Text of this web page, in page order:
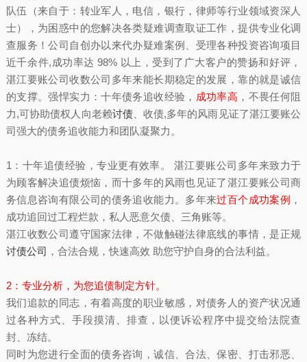
队伍（来自于：转业军人，电信，银行，律师等行业领域资深人
士），为困惑中的您解决各类疑难调查取证工作，提供专业化调
查服务！公司自创办以来代办疑难案例、受理各种投资咨询项目
近千余件,成功率达 98% 以上，受到了广大客户的赞扬和好评，
湛江要账公司收数公司多年来能长期稳定的发展，靠的就是诚信
的支撑。强悍实力：十年债务追收经验， 成功率高 ，不畏任何阻
力,可协助债权人向老赖讨债、收债,多年的风雨见证了湛江要账公
司强大的债务追收能力和团队凝聚力。
1：十年追债经验，专业更有效率。 湛江要账公司多年来致力于
为顾客解决追债烦恼，而十多年的风雨也见证了湛江要账公司商
务信息咨询有限公司的债务追收能力。多年来过百个成功案例 ，
成功追回过工程烂款，私人恶意欠债、三角账等。
湛江收数公司遵守国家法律，不做触碰法律底线的事情，是正规
讨债公司 ，合法合规，快速高效 助您守护自身的合法利益。
2：专业分析，为您追债制定方针。
我们追款的同志，有着高度的职业敏感，对债务人的资产状况通
过各种方式、手段摸清、排查，以便诉讼程序中提交给法院查
封、冻结。
同时为您进行全面的债务咨询，诚信、合法、保密、打击邪恶、